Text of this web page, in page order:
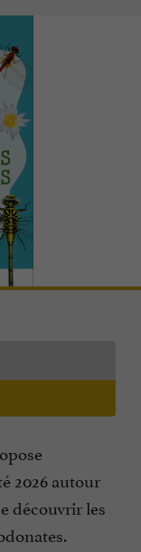
2026 autour
découvrir les